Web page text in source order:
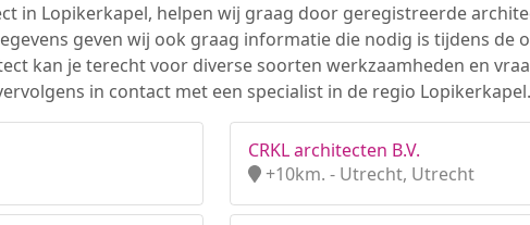
in Lopikerkapel, helpen wij graag door geregistreerde
geven wij ook graag informatie die nodig is tijdens de
kan je terecht voor diverse soorten werkzaamheden en
in contact met een specialist in de regio Lopikerkapel.
CRKL architecten B.V.
+10km. - Utrecht, Utrecht